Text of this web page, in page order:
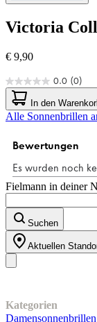
Victoria
€ 9,90
0.0 (0)
0.0
von
5
Sternen.
In den
Alle Sonnenbrillen
Fielmann in deiner
Suchen
Aktuellen
Kategorien
Damensonnenbrillen